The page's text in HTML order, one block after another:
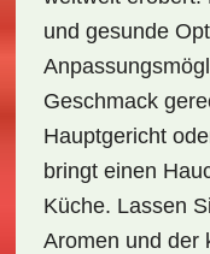
und gesunde
Geschmack
Hauptgericht
bringt einen
Küche. Lassen
Aromen und der